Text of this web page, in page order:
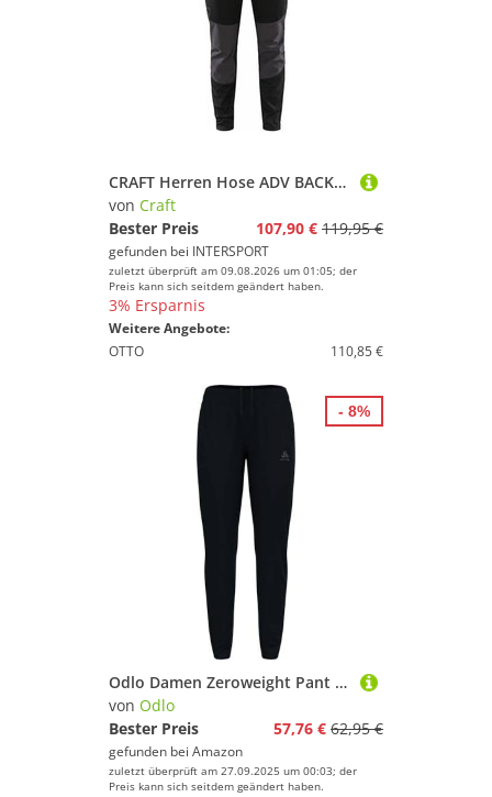
CRAFT Herren Hose ADV BACKCOUNTRY HYBRID PANTS M
von Craft
Bester Preis
107,90 € 119,95 €
gefunden bei INTERSPORT
zuletzt überprüft am 09.08.2026 um 01:05; der
Preis kann sich seitdem geändert haben.
3% Ersparnis
Weitere Angebote:
OTTO
110,85 €
Odlo Damen Zeroweight Pant Laufbekleidung Laufhose Black - Black - Schwarz M
von Odlo
Bester Preis
57,76 € 62,95 €
gefunden bei Amazon
zuletzt überprüft am 27.09.2025 um 00:03; der
Preis kann sich seitdem geändert haben.
- 8%